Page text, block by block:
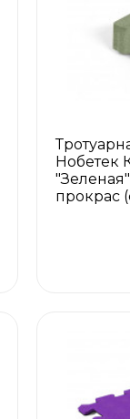
Нобетек
прокрас